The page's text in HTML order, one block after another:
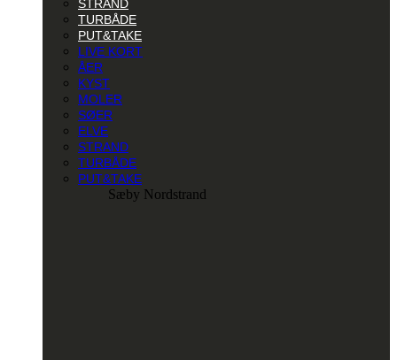
STRAND
TURBÅDE
PUT&TAKE
LIVE KORT
ÅER
KYST
MOLER
SØER
ELVE
STRAND
TURBÅDE
PUT&TAKE
Sæby Nordstrand